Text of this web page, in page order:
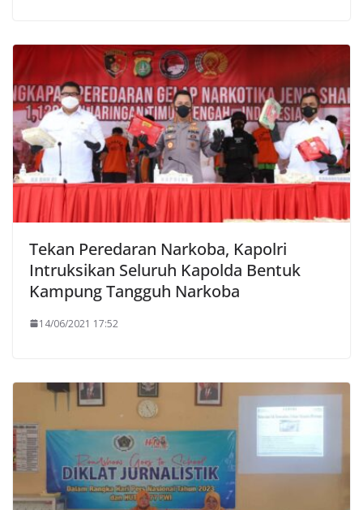
Tekan Peredaran Narkoba, Kapolri
Intruksikan Seluruh Kapolda Bentuk
Kampung Tangguh Narkoba
14/06/2021 17:52